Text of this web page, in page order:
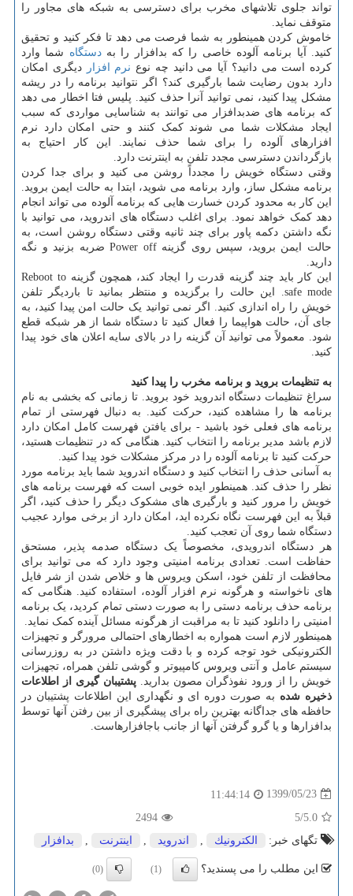
تواند جلوی تلاشهای مخرب برای دسترسی به شبکه های مجاور را
متوقف نماید.
خاموش کردن همینطور به شما فرصت می دهد تا فکر کنید و تحقیق
کنید. آیا برنامه آلوده خاصی را که بدافزار را بهدستگاه شما وارد
کرده است می دانید؟ آیا می دانید چه نوع نرم افزار
دیگری امکان
دارد بدون رضایت شما بارگیری کند؟ اگر نتوانید برنامه را در ریشه
مشکل پیدا کنید، نمی توانید آنرا حذف کنید. پلیس فتا اخطار می دهد
که برنامه های ضدبدافزار می توانند به شناسایی مواردی که سبب
ایجاد مشکلات شما می شوند کمک کنند و حتی امکان دارد نرم
افزارهای آلوده را برای شما حذف نمایند. این کار احتیاج به
بازگرداندن دسترسی مجدد تلفن به اینترنت دارد.
وقتی دستگاه خویش را مجدداً روشن می کنید و برای جدا کردن
برنامه مشکل ساز، وارد برنامه می شوید، ابتدا به حالت ایمن بروید.
این کار به محدود کردن خسارت هایی که برنامه آلوده می تواند انجام
دهد کمک خواهد نمود. برای اغلب دستگاه های اندروید، می توانید با
نگه داشتن دکمه پاور برای چند ثانیه وقتی دستگاه روشن است، به
حالت ایمن بروید، سپس روی گزینه Power off ضربه بزنید و نگه
دارید.
این کار باید چند گزینه قدرت را ایجاد کند، همچون گزینه Reboot to
safe mode. این حالت را برگزیده و منتظر بمانید تا باردیگر تلفن
خویش را راه اندازی کنید. اگر نمی توانید یک حالت امن پیدا کنید، به
جای آن، حالت هواپیما را فعال کنید تا دستگاه شما از هر شبکه قطع
شود. معمولاً می توانید آن گزینه را در بالای سایه اعلان های خود پیدا
کنید.
به تنظیمات بروید و برنامه مخرب را پیدا کنید
سراغ تنظیمات دستگاه اندروید خود بروید. تا زمانی که بخشی به نام
برنامه ها را مشاهده کنید، حرکت کنید. به دنبال فهرستی از تمام
برنامه های فعلی خود باشید - برای یافتن فهرست کامل امکان دارد
لازم باشد مدیر برنامه را انتخاب کنید. هنگامی که در تنظیمات هستید،
حرکت کنید تا برنامه آلوده را در مرکز مشکلات خود پیدا کنید.
به آسانی حذف را انتخاب کنید و دستگاه اندروید شما باید برنامه مورد
نظر را حذف کند. همینطور ایده خوبی است که فهرست برنامه های
خویش را مرور کنید و بارگیری های مشکوک دیگر را حذف کنید، اگر
قبلاً به این فهرست نگاه نکرده اید، امکان دارد از برخی موارد عجیب
دستگاه شما روی آن تعجب کنید.
هر دستگاه اندرویدی، مخصوصاً یک دستگاه صدمه پذیر، مستحق
حفاظت است. تعدادی برنامه امنیتی وجود دارد که می توانید برای
محافظت از تلفن خود، اسکن ویروس ها و خلاص شدن از شر فایل
های ناخواسته و هرگونه نرم افزار آلوده، استفاده کنید. هنگامی که
برنامه حذف برنامه دستی را به صورت دستی تمام کردید، یک برنامه
امنیتی را دانلود کنید تا به مراقبت از هرگونه مسائل آینده کمک نماید.
همینطور لازم است همواره به اخطارهای احتمالی مرورگر و تجهیزات
الکترونیکی خود توجه کرده و با دقت ویژه داشتن در به روزرسانی
سیستم عامل و آنتی ویروس کامپیوتر و گوشی تلفن همراه، تجهیزات
خویش را از ورود نفوذگران مصون بدارید.پشتیبان گیری از اطلاعات
ذخیره شده به صورت دوره ای و نگهداری این اطلاعات پشتیبان در
حافظه های جداگانه بهترین راه برای پیشگیری از بین رفتن آنها توسط
بدافزارها و یا گرو گرفتن آنها از جانب باجافزارهاست.
1399/05/23
11:44:14
5.0
/5
2494
تگهای خبر:
الكترونیك اندروید اینترنت بدافزار
این مطلب را می پسندید؟ (1)
(0)